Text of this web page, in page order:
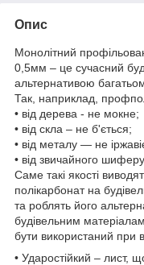
Опис
Монолітний
0,5мм – це сучасний
альтернативою
Так, наприклад,
• від дерева - не мокне;
• від скла – не б'ється;
• від металу ― не
• від звичайного
Саме такі якості
полікарбонат на
та роблять його
будівельним
бути використаний при
• Ударостійкий – лист,